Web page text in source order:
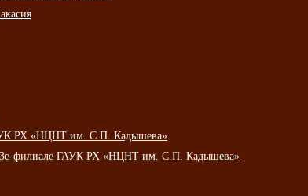
РХ «НЦНТ им. С.П. Кадышева»
филиале ГАУК РХ «НЦНТ им. С.П. Кадышева»